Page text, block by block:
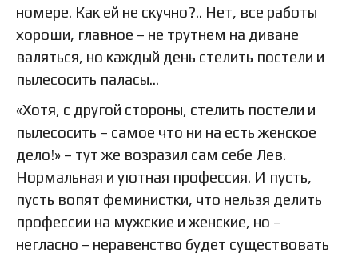
номере. Как ей не скучно?.. Нет, все работы
хороши, главное – не трутнем на диване
валяться, но каждый день стелить постели и
пылесосить паласы…
«Хотя, с другой стороны, стелить постели и
пылесосить – самое что ни на есть женское
дело!» – тут же возразил сам себе Лев.
Нормальная и уютная профессия. И пусть,
пусть вопят феминистки, что нельзя делить
профессии на мужские и женские, но –
негласно – неравенство будет существовать